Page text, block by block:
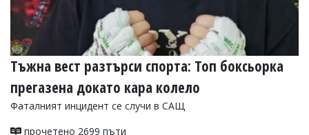
Тъжна вест разтърси спорта: Топ боксьорка
прегазена докато кара колело
Фаталният инцидент се случи в САЩ
прочетено 2699 пъти